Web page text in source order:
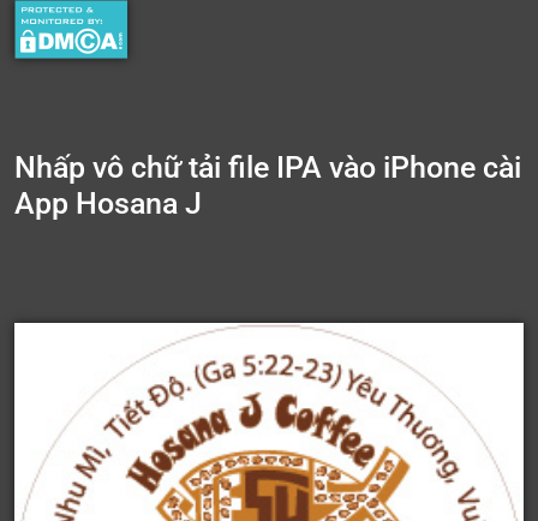
Nhấp vô chữ tải file IPA vào iPhone cài
App Hosana J